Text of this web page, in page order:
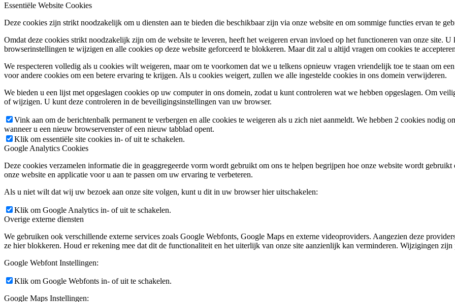
Essentiële Website Cookies
Deze cookies zijn strikt noodzakelijk om u diensten aan te bieden die beschikbaar zijn via onze website en om sommige functies ervan te
Omdat deze cookies strikt noodzakelijk zijn om de website te leveren, heeft het weigeren ervan invloed op het functioneren van onze site.
browserinstellingen te wijzigen en alle cookies op deze website geforceerd te blokkeren. Maar dit zal u altijd vragen om cookies te
We respecteren volledig als u cookies wilt weigeren, maar om te voorkomen dat we u telkens opnieuw vragen vriendelijk toe te staan om
voor andere cookies om een betere ervaring te krijgen. Als u cookies weigert, zullen we alle ingestelde cookies in ons domein verwijderen.
We bieden u een lijst met opgeslagen cookies op uw computer in ons domein, zodat u kunt controleren wat we hebben opgeslagen. Om
of wijzigen. U kunt deze controleren in de beveiligingsinstellingen van uw browser.
Vink aan om de berichtenbalk permanent te verbergen en alle cookies te weigeren als u zich niet aanmeldt. We hebben 2 cookies nodig
wanneer u een nieuw browservenster of een nieuw tabblad opent.
Klik om essentiële site cookies in- of uit te schakelen.
Google Analytics Cookies
Deze cookies verzamelen informatie die in geaggregeerde vorm wordt gebruikt om ons te helpen begrijpen hoe onze website wordt
onze website en applicatie voor u aan te passen om uw ervaring te verbeteren.
Als u niet wilt dat wij uw bezoek aan onze site volgen, kunt u dit in uw browser hier uitschakelen:
Klik om Google Analytics in- of uit te schakelen.
Overige externe diensten
We gebruiken ook verschillende externe services zoals Google Webfonts, Google Maps en externe videoproviders. Aangezien deze
ze hier blokkeren. Houd er rekening mee dat dit de functionaliteit en het uiterlijk van onze site aanzienlijk kan verminderen. Wijzigingen zijn
Google Webfont Instellingen:
Klik om Google Webfonts in- of uit te schakelen.
Google Maps Instellingen: